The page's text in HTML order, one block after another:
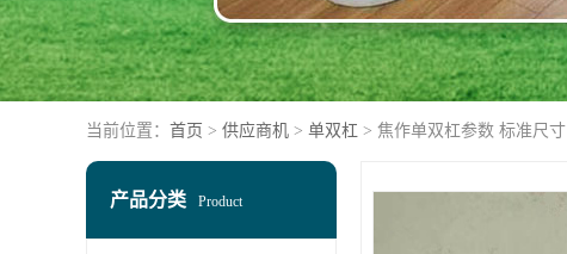
当前位置： 首页 > 供应商机 > 单双杠 > 焦作单双杠参数 标准尺寸
产品分类 Product